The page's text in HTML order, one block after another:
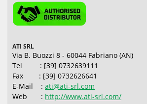
ATI SRL
Via B. Buozzi 8 - 60044 Fabriano (AN)
Tel : [39] 0732639111
Fax : [39] 0732626641
E-Mail : ati@ati-srl.com
Web : http://www.ati-srl.com/